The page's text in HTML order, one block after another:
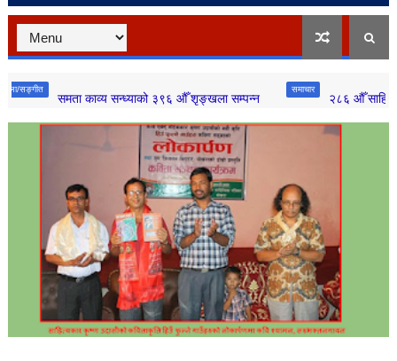
समता काव्य सन्ध्याको ३९६ औँ शृङ्खला सम्पन्न २८६ औँ साहित्य शृङ्खला